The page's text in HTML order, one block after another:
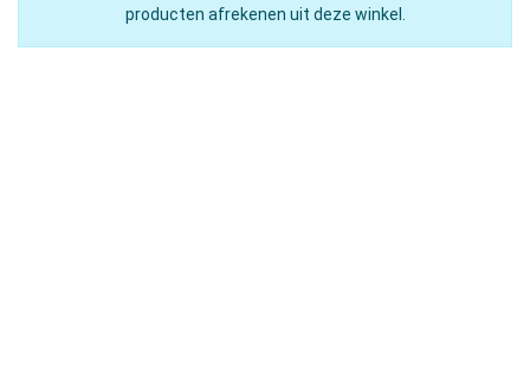
producten afrekenen uit deze winkel.